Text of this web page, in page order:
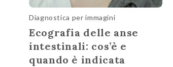
Diagnostica per immagini
Ecografia delle anse
intestinali: cos’è e
quando è indicata